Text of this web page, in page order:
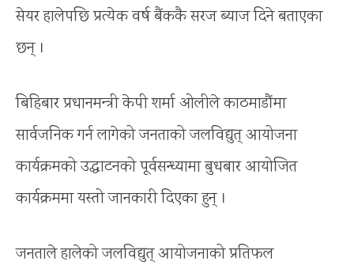
सेयर हालेपछि प्रत्येक वर्ष बैंककै सरज ब्याज दिने बताएका
छन् ।
बिहिबार प्रधानमन्त्री केपी शर्मा ओलीले काठमाडौंमा
सार्वजनिक गर्न लागेको जनताको जलविद्युत् आयोजना
कार्यक्रमको उद्घाटनको पूर्वसन्ध्यामा बुधबार आयोजित
कार्यक्रममा यस्तो जानकारी दिएका हुन् ।
जनताले हालेको जलविद्युत् आयोजनाको प्रतिफल